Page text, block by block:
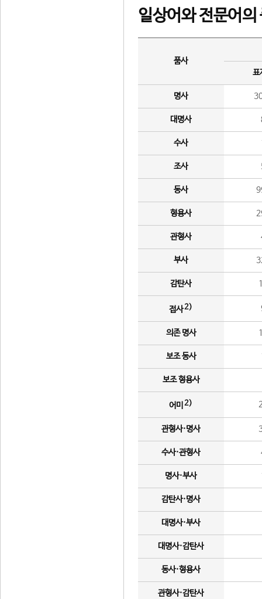
일상어와 전문어의
품사
표
명사
대명사
수사
조사
동사
형용사
관형사
부사
감탄사
접사2)
의존 명사
보조 동사
보조 형용사
어미 2)
관형사·명사
수사·관형사
명사·부사
감탄사·명사
대명사·부사
대명사·감탄사
동사·형용사
관형사·감탄사